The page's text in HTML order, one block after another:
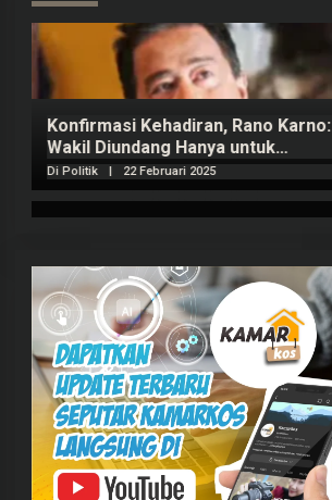
Konfirmasi Kehadiran, Rano Karno:
Wakil Diundang Hanya untuk
Penutupan Retret
Di Politik | 22 Februari 2025